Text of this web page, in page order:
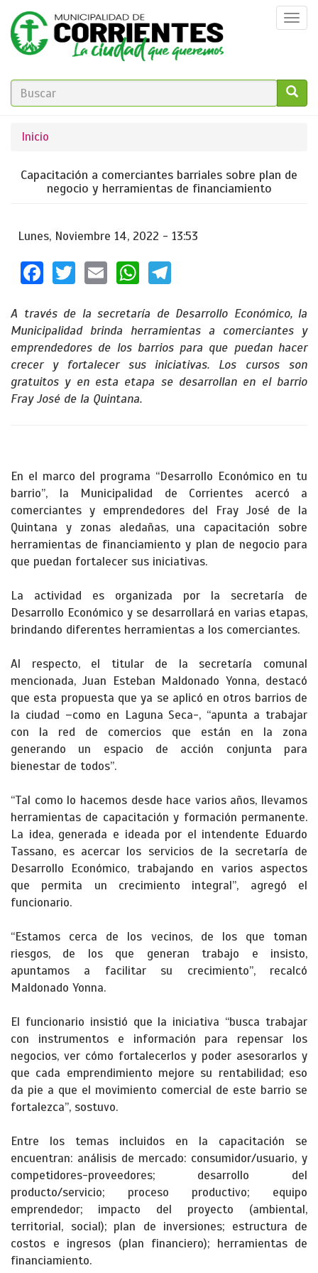
Pasar
contenido
principal
FORMULARIO
BÚSQUEDA
Se
encuentra
usted
Inicio
Capacitación a comerciantes barriales sobre plan de
negocio y herramientas de financiamiento
Lunes, Noviembre 14, 2022 - 13:53
Facebook
TwitterEmailWhatsApp
A través de la secretaría de Desarrollo Económico, la
Municipalidad brinda herramientas a comerciantes y
emprendedores de los barrios para que puedan hacer
crecer y fortalecer sus iniciativas. Los cursos son
gratuitos y en esta etapa se desarrollan en el barrio
Fray José de la Quintana.
En el marco del programa “Desarrollo Económico en tu
barrio”, la Municipalidad de Corrientes acercó a
comerciantes y emprendedores del Fray José de la
Quintana y zonas aledañas, una capacitación sobre
herramientas de financiamiento y plan de negocio para
que puedan fortalecer sus iniciativas.
La actividad es organizada por la secretaría de
Desarrollo Económico y se desarrollará en varias etapas,
brindando diferentes herramientas a los comerciantes.
Al respecto, el titular de la secretaría comunal
mencionada, Juan Esteban Maldonado Yonna, destacó
que esta propuesta que ya se aplicó en otros barrios de
la ciudad –como en Laguna Seca-, “apunta a trabajar
con la red de comercios que están en la zona
generando un espacio de acción conjunta para
bienestar de todos”.
“Tal como lo hacemos desde hace varios años, llevamos
herramientas de capacitación y formación permanente.
La idea, generada e ideada por el intendente Eduardo
Tassano, es acercar los servicios de la secretaría de
Desarrollo Económico, trabajando en varios aspectos
que permita un crecimiento integral”, agregó el
funcionario.
“Estamos cerca de los vecinos, de los que toman
riesgos, de los que generan trabajo e insisto,
apuntamos a facilitar su crecimiento”, recalcó
Maldonado Yonna.
El funcionario insistió que la iniciativa “busca trabajar
con instrumentos e información para repensar los
negocios, ver cómo fortalecerlos y poder asesorarlos y
que cada emprendimiento mejore su rentabilidad; eso
da pie a que el movimiento comercial de este barrio se
fortalezca”, sostuvo.
Entre los temas incluidos en la capacitación se
encuentran: análisis de mercado: consumidor/usuario, y
competidores-proveedores; desarrollo del
producto/servicio; proceso productivo; equipo
emprendedor; impacto del proyecto (ambiental,
territorial, social); plan de inversiones; estructura de
costos e ingresos (plan financiero); herramientas de
financiamiento.